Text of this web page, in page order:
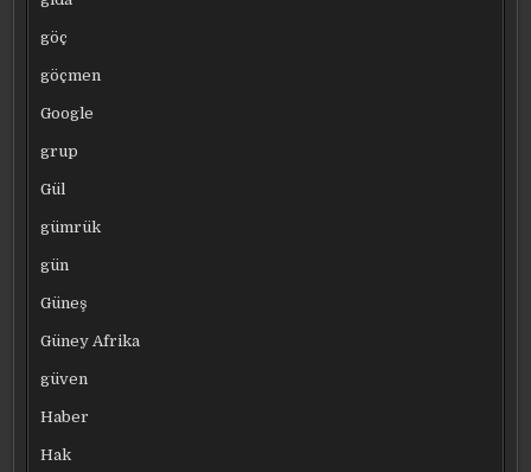
göç
göçmen
Google
grup
Gül
gümrük
gün
Güneş
Güney Afrika
güven
Haber
Hak